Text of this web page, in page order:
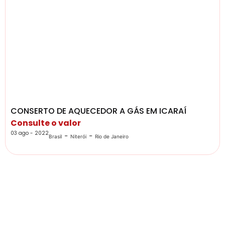
CONSERTO DE AQUECEDOR A GÁS EM ICARAÍ
Consulte o valor
03 ago - 2022Brasil - Niterói - Rio de Janeiro